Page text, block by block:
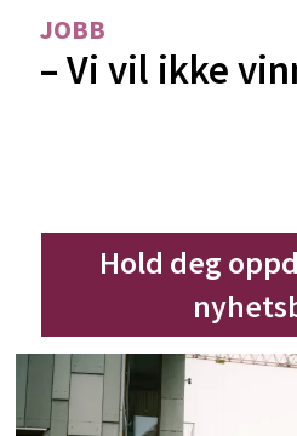
JOBB
– Vi vil ikke
Hold deg